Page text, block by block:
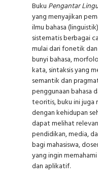
Buku Pengantar
yang menyajikan
ilmu bahasa
sistematis berbagai
mulai dari fonetik
bunyi bahasa,
kata, sintaksis yang
semantik dan
penggunaan bahasa
teoritis, buku ini juga
dengan kehidupan
dapat melihat
pendidikan, media,
bagi mahasiswa,
yang ingin
dan aplikatif.